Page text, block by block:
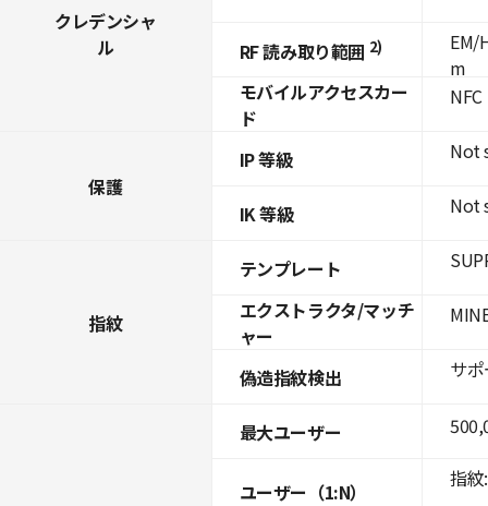
クレデンシャ
ル
RF 読み取り範囲 2)
モバイルアクセスカー
ド
保護
IP 等級
IK 等級
指紋
テンプレート
エクストラクタ/マッチ
ャー
偽造指紋検出
最大ユーザー
ユーザー（1:N）
EM/
m
NFC
Not
Not
サ
指紋